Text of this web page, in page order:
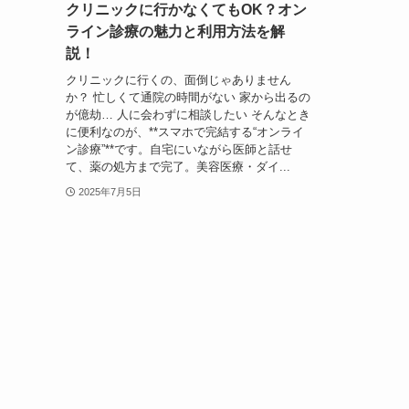
クリニックに行かなくてもOK？オン
ライン診療の魅力と利用方法を解
説！
クリニックに行くの、面倒じゃありません
か？ 忙しくて通院の時間がない 家から出るの
が億劫… 人に会わずに相談したい そんなとき
に便利なのが、**スマホで完結する“オンライ
ン診療”**です。自宅にいながら医師と話せ
て、薬の処方まで完了。美容医療・ダイ...
2025年7月5日